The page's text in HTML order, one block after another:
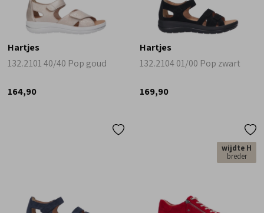
Hartjes
132.2101 40/40 Pop goud
164,90
Hartjes
132.2104 01/00 Pop zwart
169,90
wijdte H
breder